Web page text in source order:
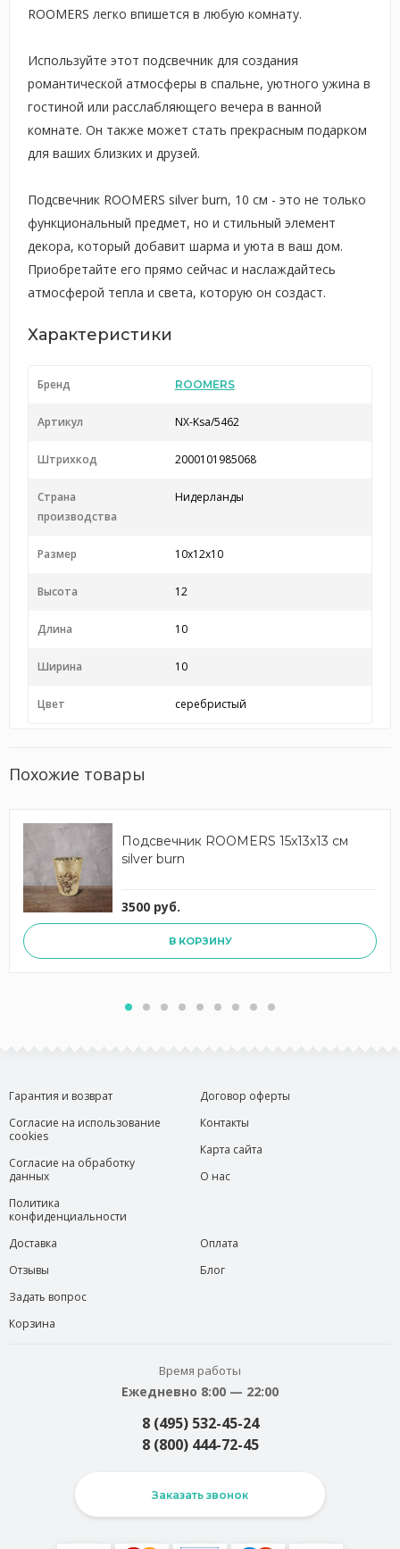
ROOMERS легко впишется в любую комнату.
Используйте этот подсвечник для создания
романтической атмосферы в спальне, уютного ужина в
гостиной или расслабляющего вечера в ванной
комнате. Он также может стать прекрасным подарком
для ваших близких и друзей.
Подсвечник ROOMERS silver burn, 10 см - это не только
функциональный предмет, но и стильный элемент
декора, который добавит шарма и уюта в ваш дом.
Приобретайте его прямо сейчас и наслаждайтесь
атмосферой тепла и света, которую он создаст.
Характеристики
Бренд ROOMERS
Артикул NX-Ksa/5462
Штрихкод 2000101985068
Страна
производства
Нидерланды
Размер 10x12x10
Высота 12
Длина 10
Ширина 10
Цвет серебристый
Похожие товары
Подсвечник ROOMERS 15x13x13 см
silver burn
3500 руб.
В КОРЗИНУ
Гарантия и возврат
Согласие на использование
cookies
Согласие на обработку
данных
Политика
конфиденциальности
Договор оферты
Контакты
Карта сайта
О нас
Доставка
Отзывы
Задать вопрос
Корзина
Оплата
Блог
Время работы
Ежедневно 8:00 — 22:00
8 (495) 532-45-24
8 (800) 444-72-45
Заказать звонок